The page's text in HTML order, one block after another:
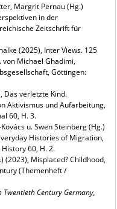
Margrit Pernau (Hg.)
in der
Zeitschrift für
(2025), Inter Views. 125
von Michael Ghadimi,
Göttingen:
Das verletzte Kind.
Aktivismus und Aufarbeitung,
60, H. 3.
u. Swen Steinberg (Hg.)
Histories of Migration,
60, H. 2.
(2023), Misplaced? Childhood,
(Themenheft /
Twentieth Century Germany,